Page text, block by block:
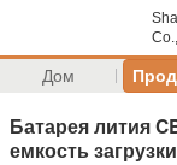
Дом
Батарея лития
емкость